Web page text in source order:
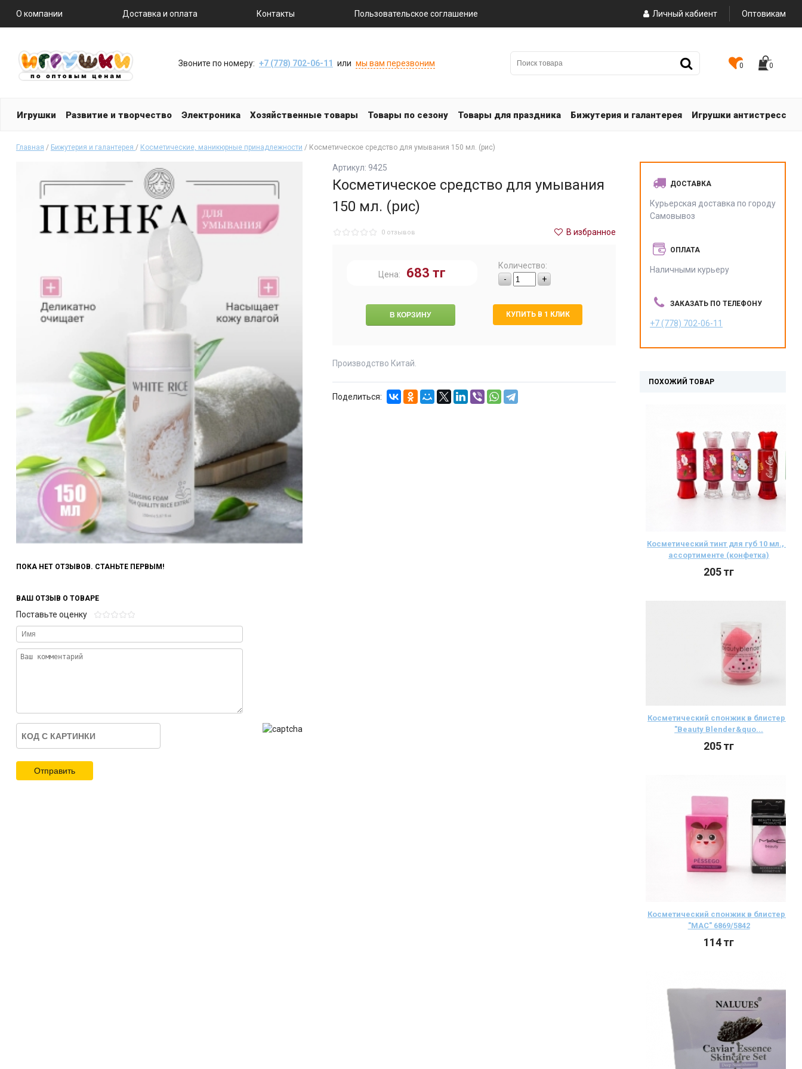
О компании Доставка и оплата Контакты Пользовательское соглашение Личный кабиент Оптовикам
Звоните по номеру: +7 (778) 702-06-11 или мы вам перезвоним 0 0
Игрушки Развитие и творчество Электроника Хозяйственные товары Товары по сезону Товары для праздника Бижутерия и галантерея Игрушки антистресс
Главная / Бижутерия и галантерея / Косметические, маникюрные принадлежности / Косметическое средство для умывания 150 мл. (рис)
ПОКА НЕТ ОТЗЫВОВ. СТАНЬТЕ ПЕРВЫМ!
ВАШ ОТЗЫВ О ТОВАРЕ
Поставьте оценку
Отправить
Артикул: 9425
Косметическое средство для умывания
150 мл. (рис)
0 отзывов В избранное
Цена: 683 тг
Количество:
-
+
КУПИТЬ В 1 КЛИК
Производство Китай.
Поделиться:
ДОСТАВКА
Курьерская доставка по городу
Самовывоз
ОПЛАТА
Наличными курьеру
ЗАКАЗАТЬ ПО ТЕЛЕФОНУ
+7 (778) 702-06-11
ПОХОЖИЙ ТОВАР
Косметический тинт для губ 10 мл., в
ассортименте (конфетка)
205тг
Косметический спонжик в блистере
"Beauty Blender&quo...
205тг
Косметический спонжик в блистере
"MAC" 6869/5842
114тг